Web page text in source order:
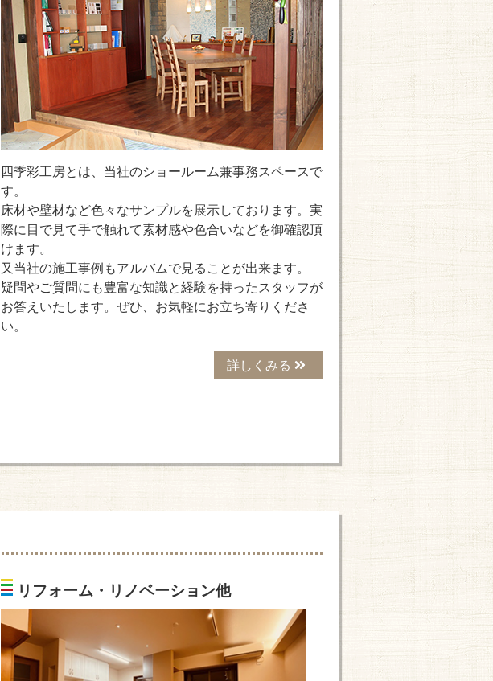
四季彩工房とは、当社のショールーム兼事務スペースで
す。
床材や壁材など色々なサンプルを展示しております。実
際に目で見て手で触れて素材感や色合いなどを御確認頂
けます。
又当社の施工事例もアルバムで見ることが出来ます。
疑問やご質問にも豊富な知識と経験を持ったスタッフが
お答えいたします。ぜひ、お気軽にお立ち寄りくださ
い。
詳しくみる
リフォーム・リノベーション他